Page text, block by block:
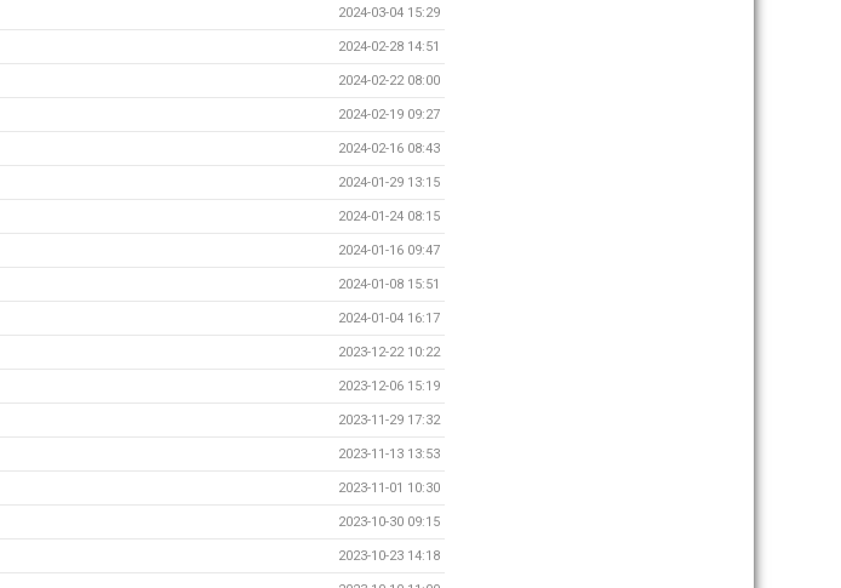
2024-03-04 15:29
2024-02-28 14:51
2024-02-22 08:00
2024-02-19 09:27
2024-02-16 08:43
2024-01-29 13:15
2024-01-24 08:15
2024-01-16 09:47
2024-01-08 15:51
2024-01-04 16:17
2023-12-22 10:22
2023-12-06 15:19
2023-11-29 17:32
2023-11-13 13:53
2023-11-01 10:30
2023-10-30 09:15
2023-10-23 14:18